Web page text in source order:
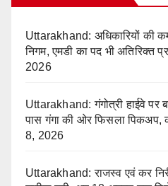
Uttarakhand: अधिकारियों की
निगम, एमडी का पद भी अतिरिक्त
2026
Uttarakhand: गंगोत्री हाईवे पर
पास गंगा की ओर फिसला पिकअप,
8, 2026
Uttarakhand: राजस्व एवं कर